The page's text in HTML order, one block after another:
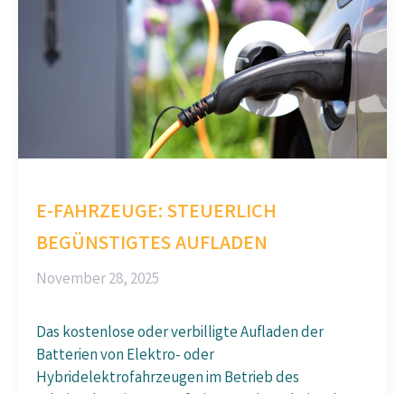
E-FAHRZEUGE: STEUERLICH
BEGÜNSTIGTES AUFLADEN
November 28, 2025
Das kostenlose oder verbilligte Aufladen der
Batterien von Elektro- oder
Hybridelektrofahrzeugen im Betrieb des